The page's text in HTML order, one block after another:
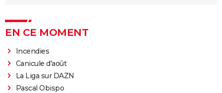
EN CE MOMENT
Incendies
Canicule d'août
La Liga sur DAZN
Pascal Obispo